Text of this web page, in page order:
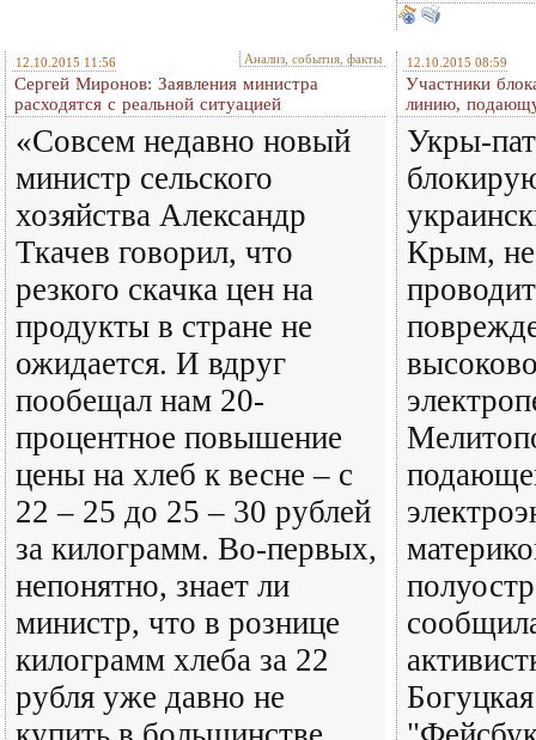
12.10.2015 11:56 Анализ, события, факты
Сергей Миронов: Заявления министра
расходятся с реальной ситуацией
«Совсем недавно новый
министр сельского
хозяйства Александр
Ткачев говорил, что
резкого скачка цен на
продукты в стране не
ожидается. И вдруг
пообещал нам 20-
процентное повышение
цены на хлеб к весне – с
22 – 25 до 25 – 30 рублей
за килограмм. Во-первых,
непонятно, знает ли
министр, что в рознице
килограмм хлеба за 22
рубля уже давно не
12.10.2015 08:59
Участники
линию,
Укры-
Крым,